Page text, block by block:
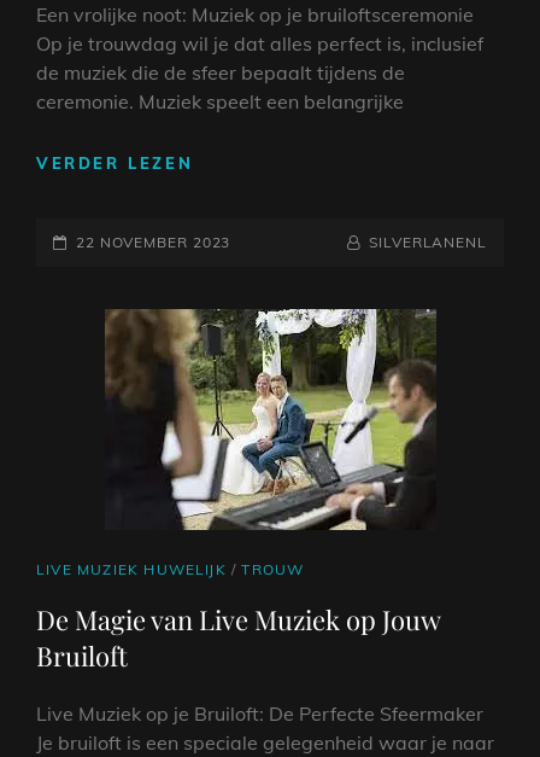
Een vrolijke noot: Muziek op je bruiloftsceremonie
Op je trouwdag wil je dat alles perfect is, inclusief
de muziek die de sfeer bepaalt tijdens de
ceremonie. Muziek speelt een belangrijke
VERDER LEZEN
SFEER:
EEN
BRUILOFTSCEREMONIE
GEPLAATST
22 NOVEMBER 2023 NAAMREGEL
BYLINE
SILVERLANENL
CAT
LIVE MUZIEK HUWELIJK /TROUW
De Magie van Live Muziek op Jouw
Bruiloft
Live Muziek op je Bruiloft: De Perfecte Sfeermaker
Je bruiloft is een speciale gelegenheid waar je naar